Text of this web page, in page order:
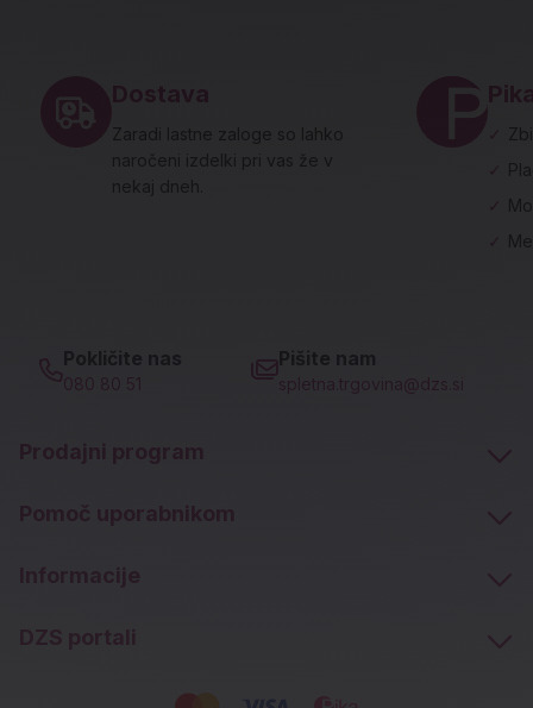
Dostava
Zaradi lastne zaloge so lahko
naročeni izdelki pri vas že v
nekaj dneh.
Pokličite nas
080 80 51
Pišite nam
spletna.trgovina@dzs.si
Prodajni program
Pomoč uporabnikom
Informacije
DZS portali